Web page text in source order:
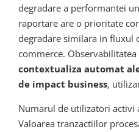
degradare a performantei
raportare are o prioritate
degradare similara in fluxul
commerce. Observabilitatea
contextualiza automat
de impact business,
Numarul de utilizatori activi
Valoarea tranzactiilor